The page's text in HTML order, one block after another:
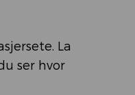
La
ser hvor